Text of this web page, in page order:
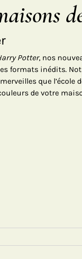
Potter, nos
formats inédits.
que l’école
de votre